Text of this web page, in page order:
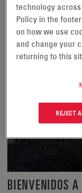
BIENVENIDOS
technology
Policy in the
on how we use
and change your
returning to this
REJECT